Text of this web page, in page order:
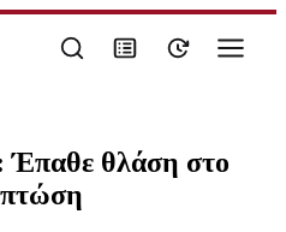
Έπαθε θλάση στο
πτώση